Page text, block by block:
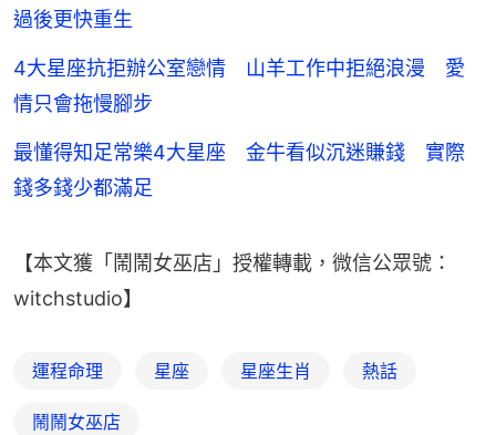
過後更快重生
4大星座抗拒辦公室戀情 山羊工作中拒絕浪漫 愛
情只會拖慢腳步
最懂得知足常樂4大星座 金牛看似沉迷賺錢 實際
錢多錢少都滿足
【本文獲「鬧鬧女巫店」授權轉載，微信公眾號：
witchstudio】
運程命理 星座 星座生肖 熱話
鬧鬧女巫店